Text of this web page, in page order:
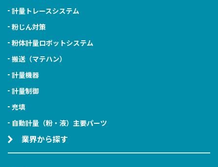
計量トレースシステム
粉じん対策
粉体計量ロボットシステム
搬送（マテハン）
計量機器
計量制御
充填
自動計量（粉・液）主要パーツ
業界から探す